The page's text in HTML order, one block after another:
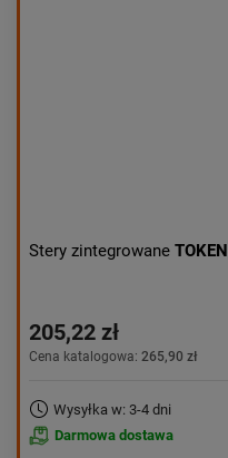
Stery zintegrowane TOKEN
205,22 zł
Cena katalogowa: 265,90 zł
Wysyłka w: 3-4 dni
Darmowa dostawa